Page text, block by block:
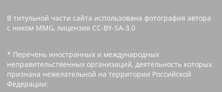
В титульной части сайта использована фотография автора
с ником MMG, лицензия CC-BY-SA-3.0
* Перечень иностранных и международных
неправительственных организаций, деятельность которых
признана нежелательной на территории Российской
Федерации: